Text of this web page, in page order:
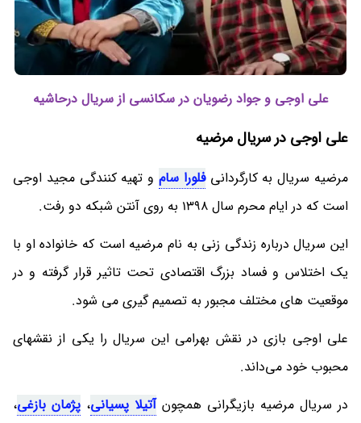
علی اوجی و جواد رضویان در سکانسی از سریال درحاشیه
علی اوجی در سریال مرضیه
مرضیه سریال به کارگردانیفلورا سام و تهیه کنندگی مجید اوجی
است که در ایام محرم سال 1398 به روی آنتن شبکه دو رفت.
این سریال درباره زندگی زنی به نام مرضیه است که خانواده او با
یک اختلاس و فساد بزرگ اقتصادی تحت تاثیر قرار گرفته و در
موقعیت های مختلف مجبور به تصمیم گیری می شود.
علی اوجی بازی در نقش بهرامی این سریال را یکی از نقشهای
محبوب خود می‌داند.
در سریال مرضیه بازیگرانی همچونآتیلا پسیانی، پژمان بازغی،